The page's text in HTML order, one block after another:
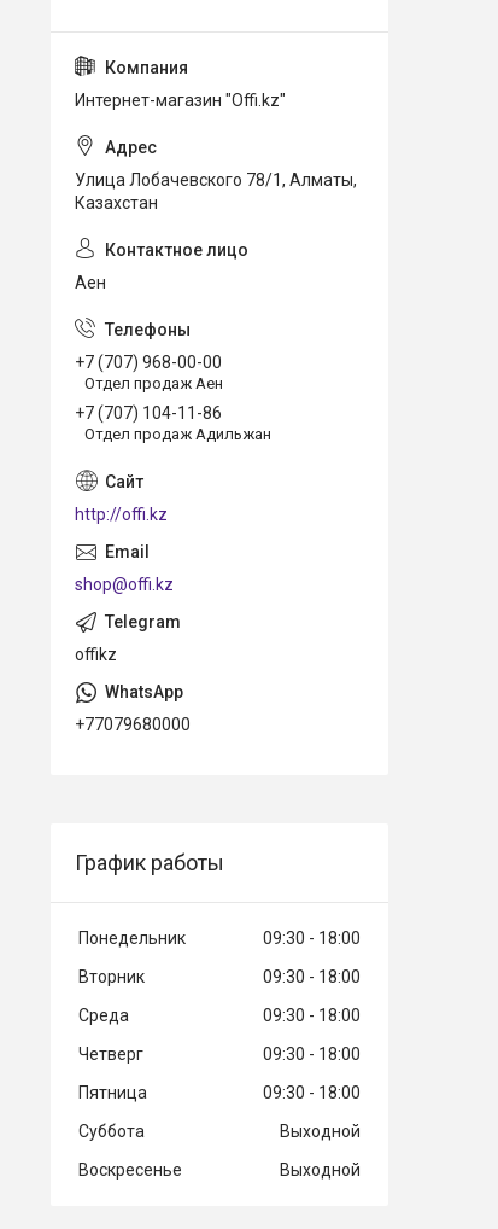
Интернет-магазин "Offi.kz"
Улица Лобачевского 78/1, Алматы,
Казахстан
Аен
+7 (707) 968-00-00
Отдел продаж Аен
+7 (707) 104-11-86
Отдел продаж Адильжан
http://offi.kz
shop@offi.kz
offikz
+77079680000
График работы
Понедельник 09:30
18:00
Вторник
09:30
18:00
Среда
09:30
18:00
Четверг
09:30
18:00
Пятница
09:30
18:00
Суббота
Выходной
Воскресенье
Выходной